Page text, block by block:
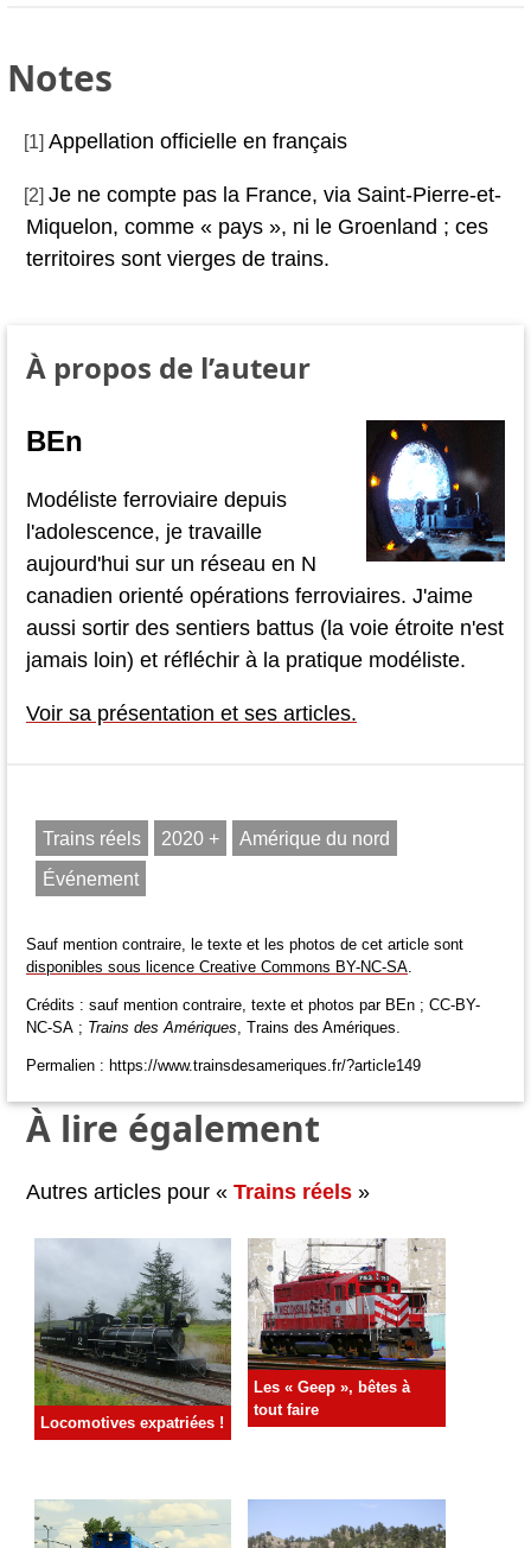
Notes
[1] Appellation officielle en français
[2] Je ne compte pas la France, via Saint-Pierre-et-
Miquelon, comme « pays », ni le Groenland ; ces
territoires sont vierges de trains.
À propos de l’auteur
BEn
Modéliste ferroviaire depuis
l'adolescence, je travaille
aujourd'hui sur un réseau en N
canadien orienté opérations ferroviaires. J'aime
aussi sortir des sentiers battus (la voie étroite n'est
jamais loin) et réfléchir à la pratique modéliste.
Voir sa présentation et ses articles.
Trains réels 2020 +
Amérique du nord
Événement
Sauf mention contraire, le texte et les photos de cet article sont
disponibles sous licence Creative Commons BY-NC-SA
Crédits : sauf mention contraire, texte et photos par BEn ; CC-BY-
NC-SA ; Trains des Amériques , Trains des Amériques.
Permalien : https://www.trainsdesameriques.fr/?article149
À lire également
Autres articles pour « Trains réels »
Locomotives expatriées !
Les « Geep », bêtes à
tout faire